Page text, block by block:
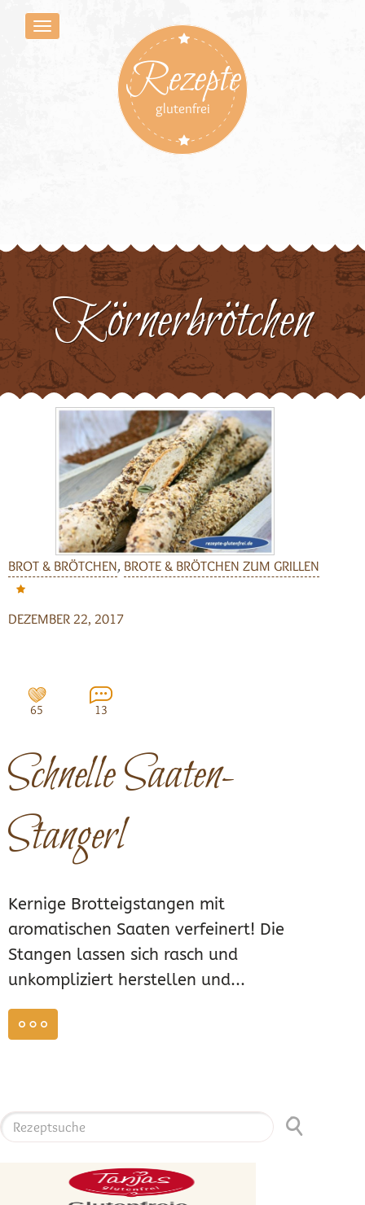
Rezepte
glutenfrei
Körnerbrötchen
BROT & BRÖTCHEN, BROTE & BRÖTCHEN ZUM GRILLEN
DEZEMBER 22, 2017
65 13
Schnelle Saaten-
Stangerl
Kernige Brotteigstangen mit
aromatischen Saaten verfeinert! Die
Stangen lassen sich rasch und
unkompliziert herstellen und...